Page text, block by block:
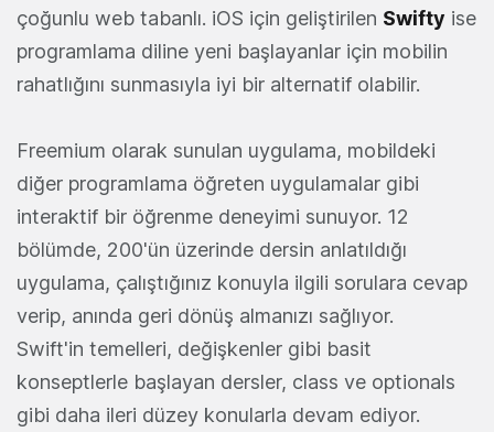
çoğunlu web tabanlı. iOS için geliştirilen Swifty ise
programlama diline yeni başlayanlar için mobilin
rahatlığını sunmasıyla iyi bir alternatif olabilir.
Freemium olarak sunulan uygulama, mobildeki
diğer programlama öğreten uygulamalar gibi
interaktif bir öğrenme deneyimi sunuyor. 12
bölümde, 200'ün üzerinde dersin anlatıldığı
uygulama, çalıştığınız konuyla ilgili sorulara cevap
verip, anında geri dönüş almanızı sağlıyor.
Swift'in temelleri, değişkenler gibi basit
konseptlerle başlayan dersler, class ve optionals
gibi daha ileri düzey konularla devam ediyor.